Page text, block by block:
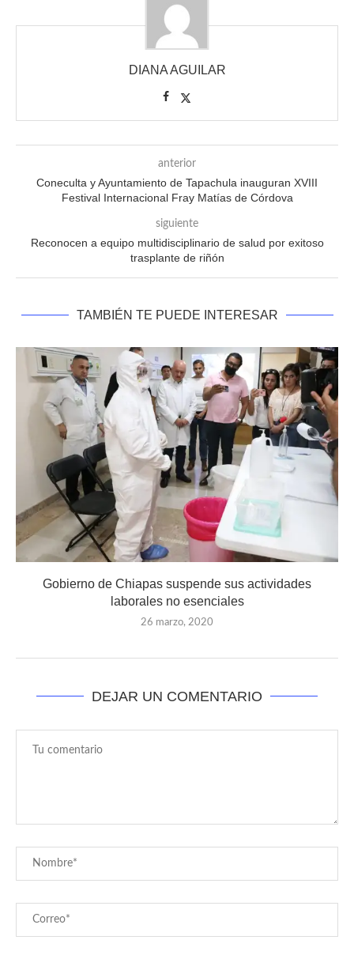
DIANA AGUILAR
anterior
Coneculta y Ayuntamiento de Tapachula inauguran XVIII
Festival Internacional Fray Matías de Córdova
siguiente
Reconocen a equipo multidisciplinario de salud por exitoso
trasplante de riñón
TAMBIÉN TE PUEDE INTERESAR
Gobierno de Chiapas suspende sus actividades
laborales no esenciales
26 marzo, 2020
DEJAR UN COMENTARIO